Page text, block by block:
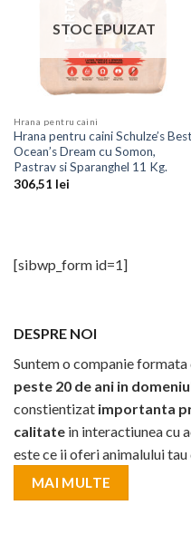
STOC EPUIZAT
Hrana pentru caini
Hrana pentru caini Schulze’s Best
Ocean’s Dream cu Somon,
Pastrav si Sparanghel 11 Kg.
306,51 lei
[sibwp_form id=1]
DESPRE NOI
Suntem o companie formata
peste 20 de ani in
constientizat importanta
calitate in interactiunea cu
este ce ii oferi animalului tau
MAI MULTE